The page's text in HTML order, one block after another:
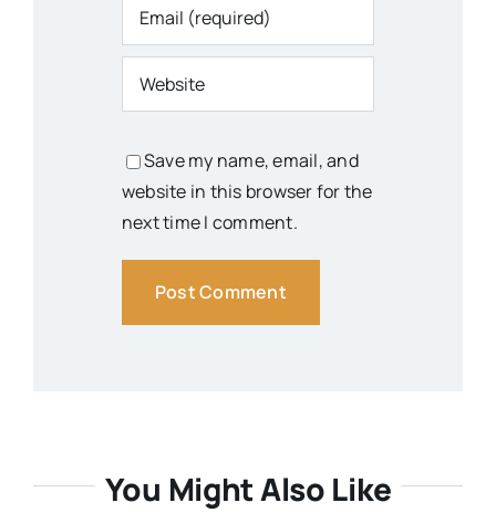
Save my name, email, and
website in this browser for the
next time I comment.
You Might Also Like